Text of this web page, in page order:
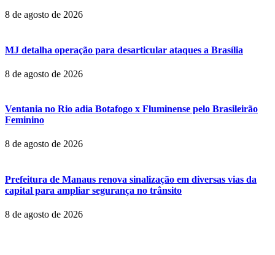
8 de agosto de 2026
MJ detalha operação para desarticular ataques a Brasília
8 de agosto de 2026
Ventania no Rio adia Botafogo x Fluminense pelo Brasileirão
Feminino
8 de agosto de 2026
Prefeitura de Manaus renova sinalização em diversas vias da
capital para ampliar segurança no trânsito
8 de agosto de 2026